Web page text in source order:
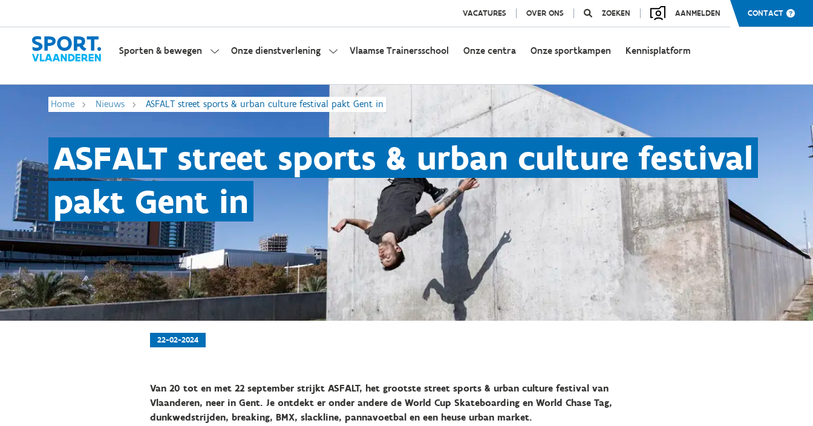
VACATURES OVER ONS ZOEKEN AANMELDEN CONTACT
Sporten & bewegen Onze dienstverlening Vlaamse Trainersschool Onze centra Onze sportkampen Kennisplatform
Home Nieuws ASFALT street sports & urban culture festival pakt Gent in
ASFALT street sports & urban culture festival
pakt Gent in
22-02-2024
Van 20 tot en met 22 september strijkt ASFALT, het grootste street sports & urban culture festival van
Vlaanderen, neer in Gent. Je ontdekt er onder andere de World Cup Skateboarding en World Chase Tag,
dunkwedstrijden, breaking, BMX, slackline, pannavoetbal en een heuse urban market.